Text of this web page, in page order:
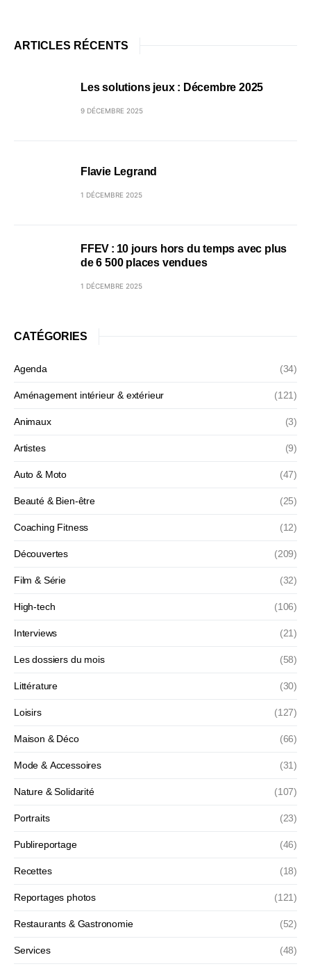
ARTICLES RÉCENTS
Les solutions jeux : Décembre 2025
9 DÉCEMBRE 2025
Flavie Legrand
1 DÉCEMBRE 2025
FFEV : 10 jours hors du temps avec plus
de 6 500 places vendues
1 DÉCEMBRE 2025
CATÉGORIES
Agenda (34)
Aménagement intérieur & extérieur (121)
Animaux (3)
Artistes (9)
Auto & Moto (47)
Beauté & Bien-être (25)
Coaching Fitness (12)
Découvertes (209)
Film & Série (32)
High-tech (106)
Interviews (21)
Les dossiers du mois (58)
Littérature (30)
Loisirs (127)
Maison & Déco (66)
Mode & Accessoires (31)
Nature & Solidarité (107)
Portraits (23)
Publireportage (46)
Recettes (18)
Reportages photos (121)
Restaurants & Gastronomie (52)
Services (48)